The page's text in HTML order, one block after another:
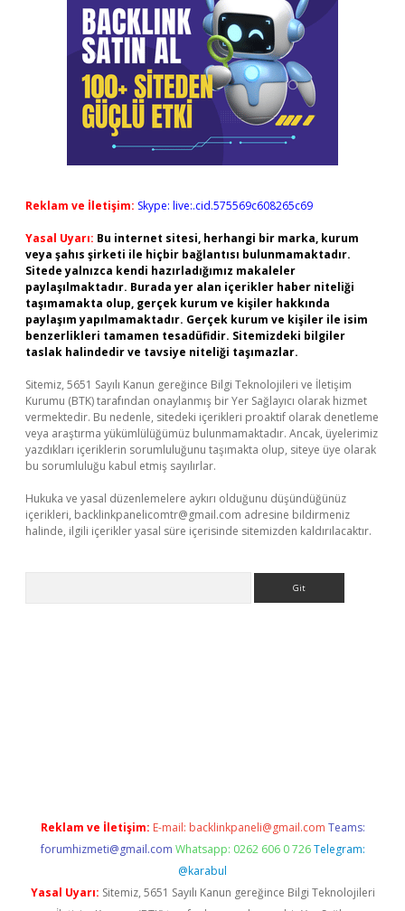
Reklam ve İletişim: Skype: live:.cid.575569c608265c69
Yasal Uyarı: Bu internet sitesi, herhangi bir marka, kurum
veya şahıs şirketi ile hiçbir bağlantısı bulunmamaktadır.
Sitede yalnızca kendi hazırladığımız makaleler
paylaşılmaktadır. Burada yer alan içerikler haber niteliği
taşımamakta olup, gerçek kurum ve kişiler hakkında
paylaşım yapılmamaktadır. Gerçek kurum ve kişiler ile isim
benzerlikleri tamamen tesadüfidir. Sitemizdeki bilgiler
taslak halindedir ve tavsiye niteliği taşımazlar.
Sitemiz, 5651 Sayılı Kanun gereğince Bilgi Teknolojileri ve İletişim
Kurumu (BTK) tarafından onaylanmış bir Yer Sağlayıcı olarak hizmet
vermektedir. Bu nedenle, sitedeki içerikleri proaktif olarak denetleme
veya araştırma yükümlülüğümüz bulunmamaktadır. Ancak, üyelerimiz
yazdıkları içeriklerin sorumluluğunu taşımakta olup, siteye üye olarak
bu sorumluluğu kabul etmiş sayılırlar.
Hukuka ve yasal düzenlemelere aykırı olduğunu düşündüğünüz
içerikleri, backlinkpanelicomtr@gmail.com adresine bildirmeniz
halinde, ilgili içerikler yasal süre içerisinde sitemizden kaldırılacaktır.
Reklam ve İletişim: E-mail: backlinkpaneli@gmail.com Teams:
forumhizmeti@gmail.com Whatsapp: 0262 606 0 726 Telegram:
@karabul
Yasal Uyarı: Sitemiz, 5651 Sayılı Kanun gereğince Bilgi Teknolojileri